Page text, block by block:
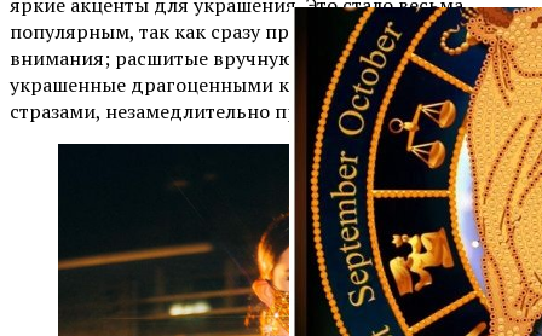
популярным, так как сразу привлекает много
внимания; расшитые вручную защитные маски,
украшенные драгоценными камнями или же просто
стразами, незамедлительно приковывают взгляд.